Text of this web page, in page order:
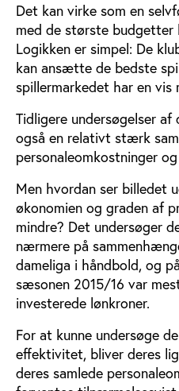
Det kan virke som en
med de største
Logikken er simpel: De
kan ansætte de bedste
spillermarkedet har en vis
Tidligere undersøgelser
også en relativt stærk
personaleomkostninger
Men hvordan ser billedet
økonomien og graden af
mindre? Det undersøger
nærmere på
dameliga i håndbold, og
sæsonen 2015/16 var
investerede lønkroner.
For at kunne undersøge
effektivitet, bliver deres
deres samlede